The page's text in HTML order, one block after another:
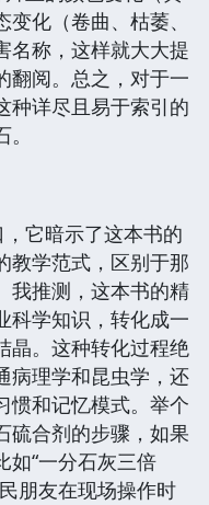
化（卷曲、枯萎、
名称，这样就大大提
翻阅。总之，对于一
种详尽且易于索引的
它暗示了这本书的
教学范式，区别于那
我推测，这本书的精
科学知识，转化成一
晶。这种转化过程绝
病理学和昆虫学，还
惯和记忆模式。举个
硫合剂的步骤，如果
如“一分石灰三倍
朋友在现场操作时